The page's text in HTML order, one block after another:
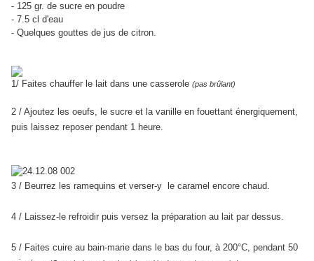
- 125 gr. de sucre en poudre
- 7.5 cl d'eau
- Quelques gouttes de jus de citron.
1/ Faites chauffer le lait dans une casserole (pas brûlant)
2 / Ajoutez les oeufs, le sucre et la vanille en fouettant énergiquement,
puis laissez reposer pendant 1 heure.
3 / Beurrez les ramequins et verser-y le caramel encore chaud.
4 / Laissez-le refroidir puis versez la préparation au lait par dessus.
5 / Faites cuire au bain-marie dans le bas du four, à 200°C, pendant 50